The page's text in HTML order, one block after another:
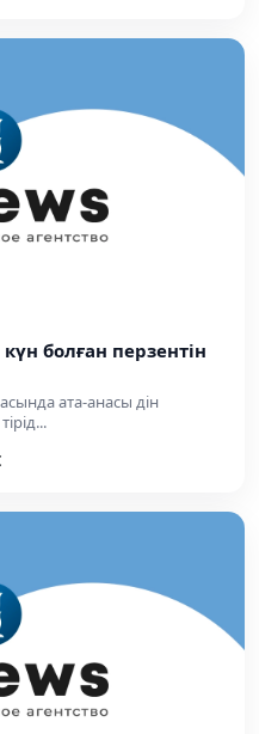
болған перзентін
ата-анасы дін